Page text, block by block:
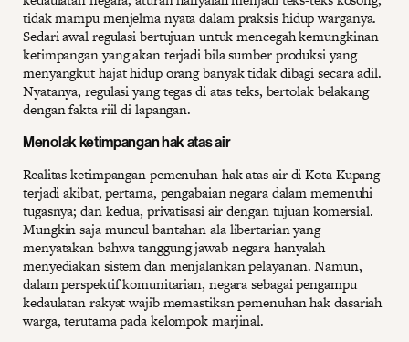
tidak mampu menjelma nyata dalam praksis hidup warganya.
Sedari awal regulasi bertujuan untuk mencegah kemungkinan
ketimpangan yang akan terjadi bila sumber produksi yang
menyangkut hajat hidup orang banyak tidak dibagi secara adil.
Nyatanya, regulasi yang tegas di atas teks, bertolak belakang
dengan fakta riil di lapangan.
Menolak ketimpangan hak atas air
Realitas ketimpangan pemenuhan hak atas air di Kota Kupang
terjadi akibat, pertama, pengabaian negara dalam memenuhi
tugasnya; dan kedua, privatisasi air dengan tujuan komersial.
Mungkin saja muncul bantahan ala libertarian yang
menyatakan bahwa tanggung jawab negara hanyalah
menyediakan sistem dan menjalankan pelayanan. Namun,
dalam perspektif komunitarian, negara sebagai pengampu
kedaulatan rakyat wajib memastikan pemenuhan hak dasariah
warga, terutama pada kelompok marjinal.